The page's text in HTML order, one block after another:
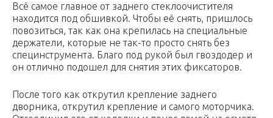
Всё самое главное от заднего стеклоочистителя
находится под обшивкой. Чтобы её снять, пришлось
повозиться, так как она крепилась на специальные
держатели, которые не так-то просто снять без
специнструмента. Благо под рукой был гвоздодер и
он отлично подошел для снятия этих фиксаторов.
После того как открутил крепление заднего
дворника, открутил крепление и самого моторчика.